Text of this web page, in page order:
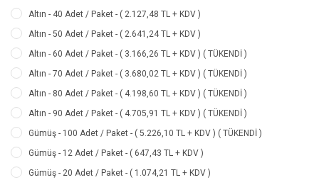
Altın - 40 Adet / Paket - ( 2.127,48 TL + KDV )
Altın - 50 Adet / Paket - ( 2.641,24 TL + KDV )
Altın - 60 Adet / Paket - ( 3.166,26 TL + KDV ) ( TÜKENDİ )
Altın - 70 Adet / Paket - ( 3.680,02 TL + KDV ) ( TÜKENDİ )
Altın - 80 Adet / Paket - ( 4.198,60 TL + KDV ) ( TÜKENDİ )
Altın - 90 Adet / Paket - ( 4.705,91 TL + KDV ) ( TÜKENDİ )
Gümüş - 100 Adet / Paket - ( 5.226,10 TL + KDV ) ( TÜKENDİ )
Gümüş - 12 Adet / Paket - ( 647,43 TL + KDV )
Gümüş - 20 Adet / Paket - ( 1.074,21 TL + KDV )